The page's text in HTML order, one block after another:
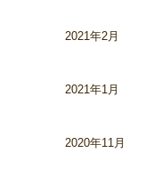
2021年2月
2021年1月
2020年11月